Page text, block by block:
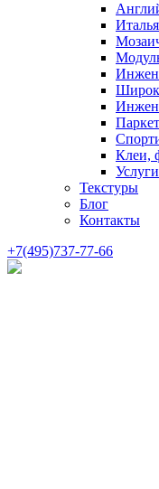
Клеи,
Текстуры
Блог
Контакты
+7(495)737-77-66